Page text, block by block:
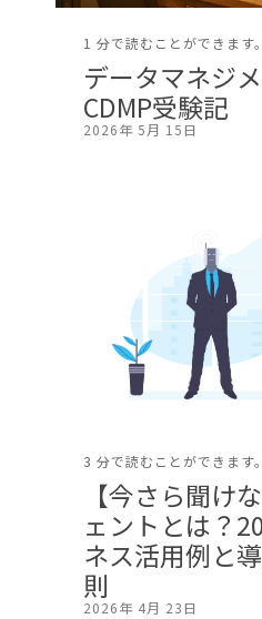
1 分で読むことができます。
データマネジ
CDMP受験記
2026年 5月 15日
3 分で読むことができます。
【今さら聞け
ェントとは？
ネス活用例と
則
2026年 4月 23日